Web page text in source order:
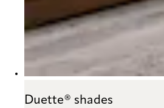
Duette® shades